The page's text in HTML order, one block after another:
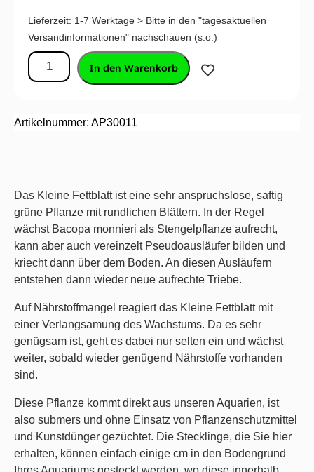
Lieferzeit: 1-7 Werktage > Bitte in den "tagesaktuellen
Versandinformationen" nachschauen (s.o.)
In den Warenkorb
Artikelnummer: AP30011
Das Kleine Fettblatt ist eine sehr anspruchslose, saftig
grüne Pflanze mit rundlichen Blättern. In der Regel
wächst Bacopa monnieri als Stengelpflanze aufrecht,
kann aber auch vereinzelt Pseudoausläufer bilden und
kriecht dann über dem Boden. An diesen Ausläufern
entstehen dann wieder neue aufrechte Triebe.
Auf Nährstoffmangel reagiert das Kleine Fettblatt mit
einer Verlangsamung des Wachstums. Da es sehr
genügsam ist, geht es dabei nur selten ein und wächst
weiter, sobald wieder genügend Nährstoffe vorhanden
sind.
Diese Pflanze kommt direkt aus unseren Aquarien, ist
also submers und ohne Einsatz von Pflanzenschutzmittel
und Kunstdünger gezüchtet. Die Stecklinge, die Sie hier
erhalten, können einfach einige cm in den Bodengrund